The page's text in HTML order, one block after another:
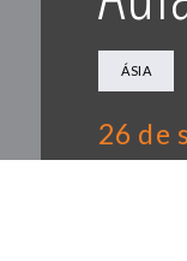
ÁSIA
26 de